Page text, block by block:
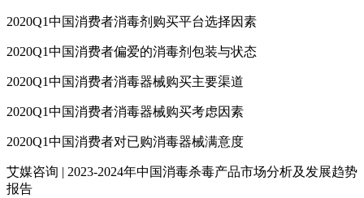
2020Q1中国消费者消毒剂购买平台选择因素
2020Q1中国消费者偏爱的消毒剂包装与状态
2020Q1中国消费者消毒器械购买主要渠道
2020Q1中国消费者消毒器械购买考虑因素
2020Q1中国消费者对已购消毒器械满意度
艾媒咨询 | 2023-2024年中国消毒杀毒产品市场分析及发展趋势
报告